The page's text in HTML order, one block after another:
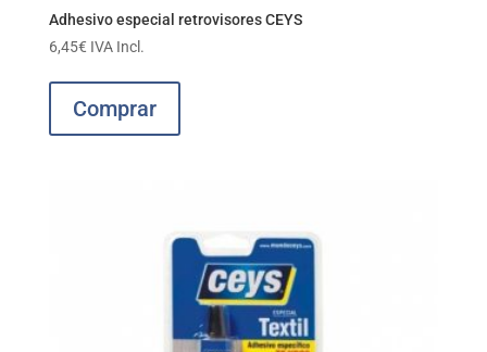
Adhesivo especial retrovisores CEYS
6,45€ IVA Incl.
Comprar